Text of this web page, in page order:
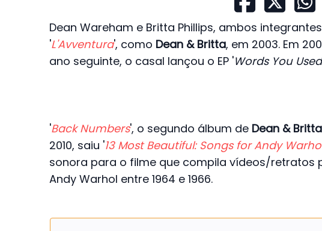
Dean Wareham e Britta Phillips, ambos
'L'Avventura', como Dean & Britta, em 2003. Em
ano seguinte, o casal lançou o EP 'Words You
'Back Numbers', o segundo álbum de Dean & Britta
2010, saiu '13 Most Beautiful: Songs for Andy
sonora para o filme que compila vídeos/retratos
Andy Warhol entre 1964 e 1966.